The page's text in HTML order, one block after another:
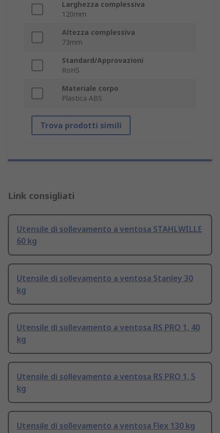
Larghezza complessiva
120mm
Altezza complessiva
73mm
Standard/Approvazioni
RoHS
Materiale corpo
Plastica ABS
Trova prodotti simili
Link consigliati
Utensile di sollevamento a ventosa STAHLWILLE
60 kg
Utensile di sollevamento a ventosa Stanley 30
kg
Utensile di sollevamento a ventosa RS PRO 1, 40
kg
Utensile di sollevamento a ventosa RS PRO 1, 5
kg
Utensile di sollevamento a ventosa Flex 130 kg